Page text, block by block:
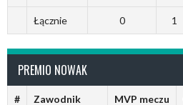
Łącznie 0 1
PREMIO NOWAK
# Zawodnik MVP meczu